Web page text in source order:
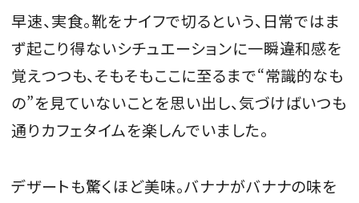
早速、実食。靴をナイフで切るという、日常ではま
ず起こり得ないシチュエーションに一瞬違和感を
覚えつつも、そもそもここに至るまで“常識的なも
の”を見ていないことを思い出し、気づけばいつも
通りカフェタイムを楽しんでいました。
デザートも驚くほど美味。バナナがバナナの味を